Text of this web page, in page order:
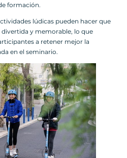
formación.
lúdicas pueden hacer que
divertida y memorable, lo que
a retener mejor la
en el seminario.